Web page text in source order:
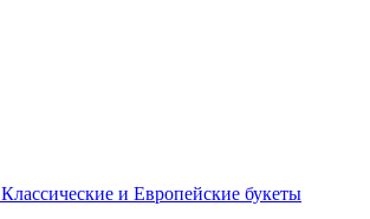
Классические и Европейские букеты